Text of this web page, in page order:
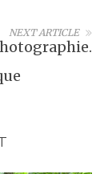
NEXT ARTICLE